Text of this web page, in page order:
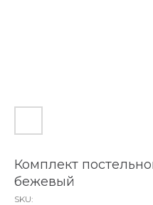
Комплект
бежевый
SKU: